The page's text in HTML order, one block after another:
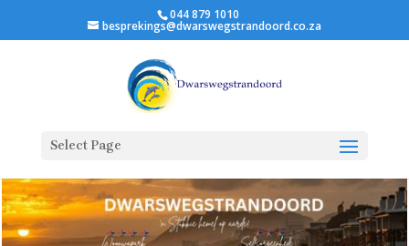
044 879 1010
besprekings@dwarswegstrandoord.co.za
Select Page